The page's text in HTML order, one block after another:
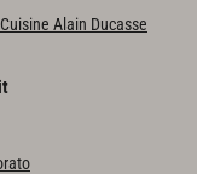
Alain Ducasse